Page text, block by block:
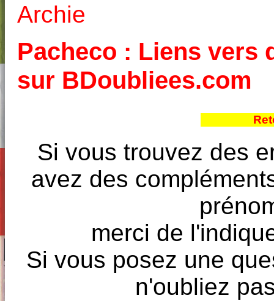
Archie
Pacheco : Liens vers
sur BDoubliees.com
Si vous trouvez des
avez des
merci de
Si vous posez une
n'oubliez